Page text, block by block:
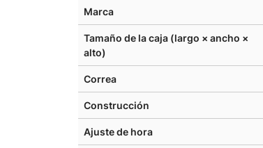
Marca
Tamaño de la caja (largo × ancho ×
alto)
Correa
Construcción
Ajuste de hora